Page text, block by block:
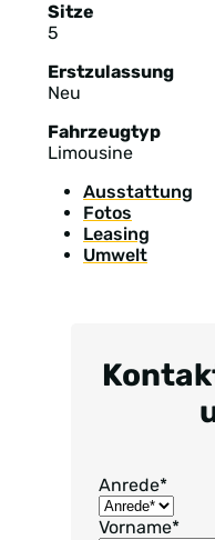
Sitze
5
Erstzulassung
Neu
Fahrzeugtyp
Limousine
Ausstattung
Fotos
Leasing
Umwelt
Anrede*
Vorname*